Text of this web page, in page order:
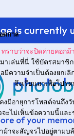
ดกาล
ราบว่าจะปิดค่ายคอกม้
มาเล่นที่นี่ ใช้บัตรสมา
มีความจำเป็นต้องยกเ
จึงเรียนมาเพื่อโปร
งมีอายุการโพสต์จนถึง
จะไม่เห็นข้อความนี้แล
ม้าจะสัญจรไปอยู่ตามบ